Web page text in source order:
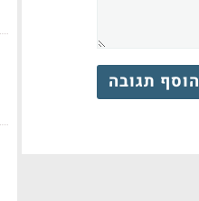
הוסף תגובה